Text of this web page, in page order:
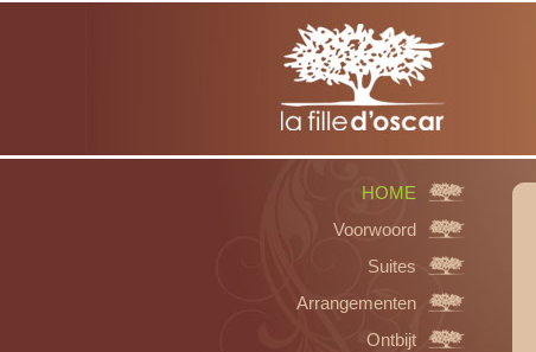
HOME
Voorwoord
Suites
Arrangementen
Ontbijt